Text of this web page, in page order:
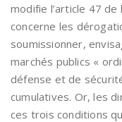
modifie l’article 47 de
concerne les
soumissionner,
marchés publics «
défense et de
cumulatives. Or, les
ces trois conditions